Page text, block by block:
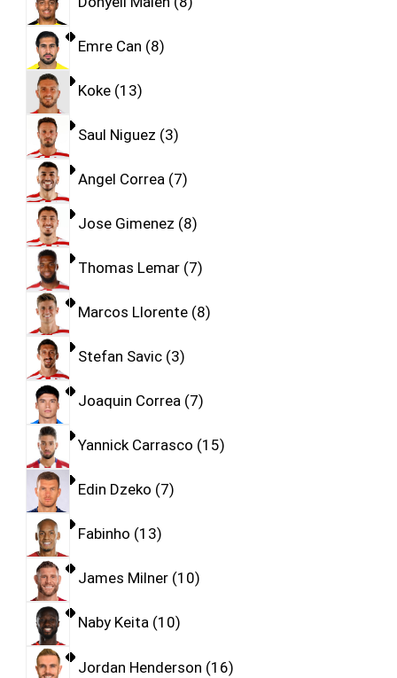
Emre Can 8
Koke 13
Saul Niguez 3
Angel Correa 7
Jose Gimenez 8
Thomas Lemar 7
Marcos Llorente 8
Stefan Savic 3
Joaquin Correa 7
Yannick Carrasco 15
Edin Dzeko 7
Fabinho 13
James Milner 10
Naby Keita 10
Jordan Henderson 16